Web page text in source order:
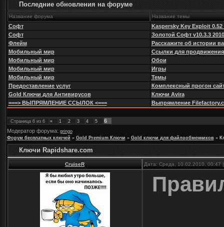
Последние обновления на форуме
Название форума Название темы
Софт
Kaspersky Key Exploit 0.52
Софт
Золотой Софт v10.3.3 2010
Флейм
Расскажите об истории
Мобильный мир
Ссылки для продвижения
Мобильный мир
Обои
Мобильный мир
Игры
Мобильный мир
Темы
Предоставление услуг
Комплексный прогон
Gold Ключи для Антивирусов
Ключи Avira
===> ВЫПРЯМЛЕНИЕ ССЫЛОК <===
Выпрямление
Страница 6из 6 « 1 2 3 4 5
6
Модератор форума: gringo
Форум бесплатных ключей » Gold Premium Ключи » Gold ключи для файлообменников »
Ключи Rapidshare.com
CruiseR Дата: Среда, 10.02.2010,